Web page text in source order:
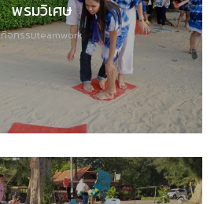
พรมวิเศษ
กิจกรรมteamwork